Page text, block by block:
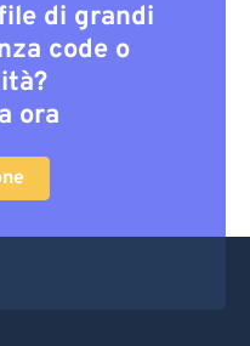
di grandi
code o
ora